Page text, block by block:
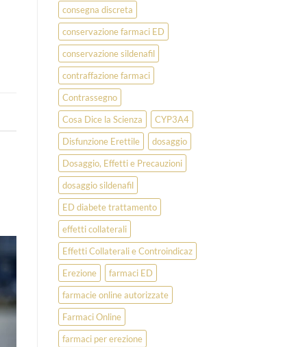
consegna discreta
conservazione farmaci ED
conservazione sildenafil
contraffazione farmaci
Contrassegno
Cosa Dice la Scienza
CYP3A4
Disfunzione Erettile
dosaggio
Dosaggio, Effetti e Precauzioni
dosaggio sildenafil
ED diabete trattamento
effetti collaterali
Effetti Collaterali e Controindicaz
Erezione
farmaci ED
farmacie online autorizzate
Farmaci Online
farmaci per erezione